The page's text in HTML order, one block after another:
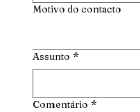
Motivo do contacto
Assunto *
Comentário *